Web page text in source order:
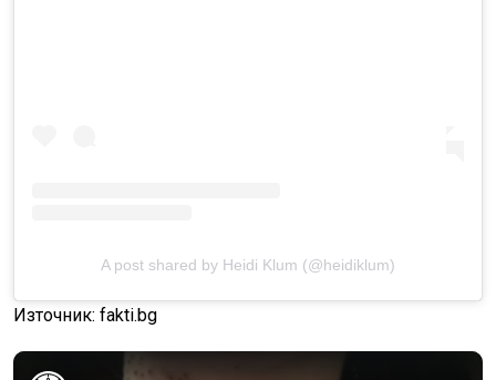
A post shared by Heidi Klum (@heidiklum)
Източник: fakti.bg